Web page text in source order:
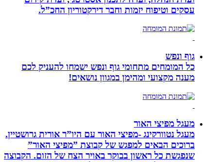
עסקים וטיפוח יזמות וחבר דירקטוריון החכ”ל.
גוף ונפש
כל המומחים מתחומי גוף ונפש ישמחו להעניק לכם
מענה מקצועי ומהימן במגוון נושאים!
מעגל מפיצי האור
מעגל נטוורקינג -מפיצי האור עם היו”ר אורית גרושטיין.
ברוכים הבאים למפגש של קבוצת ”מפיצי האור”
שנפגשת כל ראשון בבוקר באויר הצח של הזום. הקבוצה